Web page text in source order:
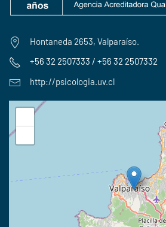
Hontaneda 2653, Valparaíso.
+56 32 2507333 / +56 32 2507332
http://psicologia.uv.cl